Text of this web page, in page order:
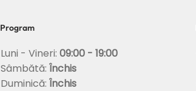
Program
Luni - Vineri: 09:00 - 19:00
Sâmbătă: Închis
Duminică: Închis